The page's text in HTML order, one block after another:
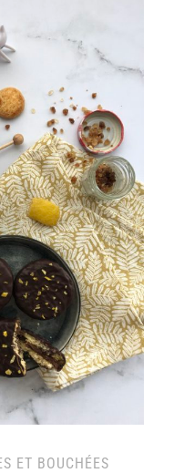
ET BOUCHÉES